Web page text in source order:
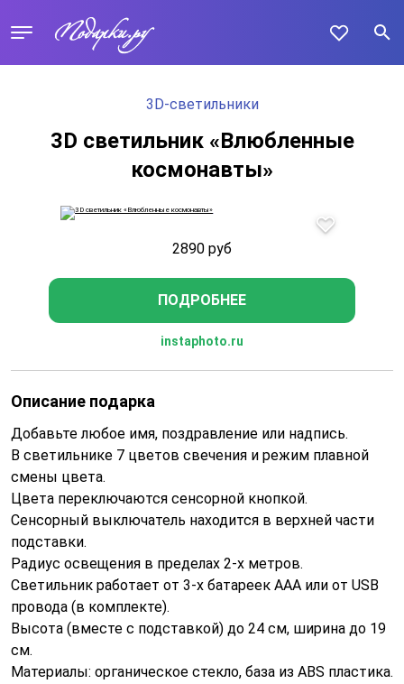
3D-светильники
3D светильник «Влюбленные
космонавты»
2890 руб
ПОДРОБНЕЕ
instaphoto.ru
Описание подарка
Добавьте любое имя, поздравление или надпись.
В светильнике 7 цветов свечения и режим плавной
смены цвета.
Цвета переключаются сенсорной кнопкой.
Сенсорный выключатель находится в верхней части
подставки.
Радиус освещения в пределах 2-х метров.
Светильник работает от 3-х батареек ААА или от USB
провода (в комплекте).
Высота (вместе с подставкой) до 24 см, ширина до 19
см.
Материалы: органическое стекло, база из ABS пластика.